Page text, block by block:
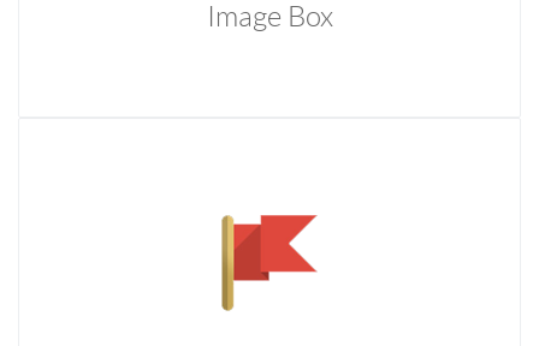
Image Box
Temporibus autem quibusdam et aut officiis debitis aut
rerum necessitatibus saepe eveniet ut et voluptates
repudiandae sint et molestiae.